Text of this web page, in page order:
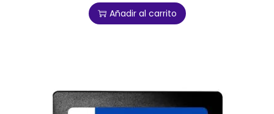
Añadir al carrito